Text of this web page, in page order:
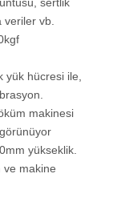
vb.
yük hücresi ile,
makinesi
yükseklik.
ve makine